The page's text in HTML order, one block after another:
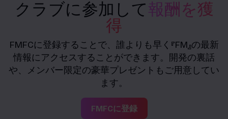
クラブに参加して報酬を獲
得
FMFCに登録することで、誰よりも早く『FM』の最新
情報にアクセスすることができます。開発の裏話
や、メンバー限定の豪華プレゼントもご用意してい
ます。
FMFCに登録